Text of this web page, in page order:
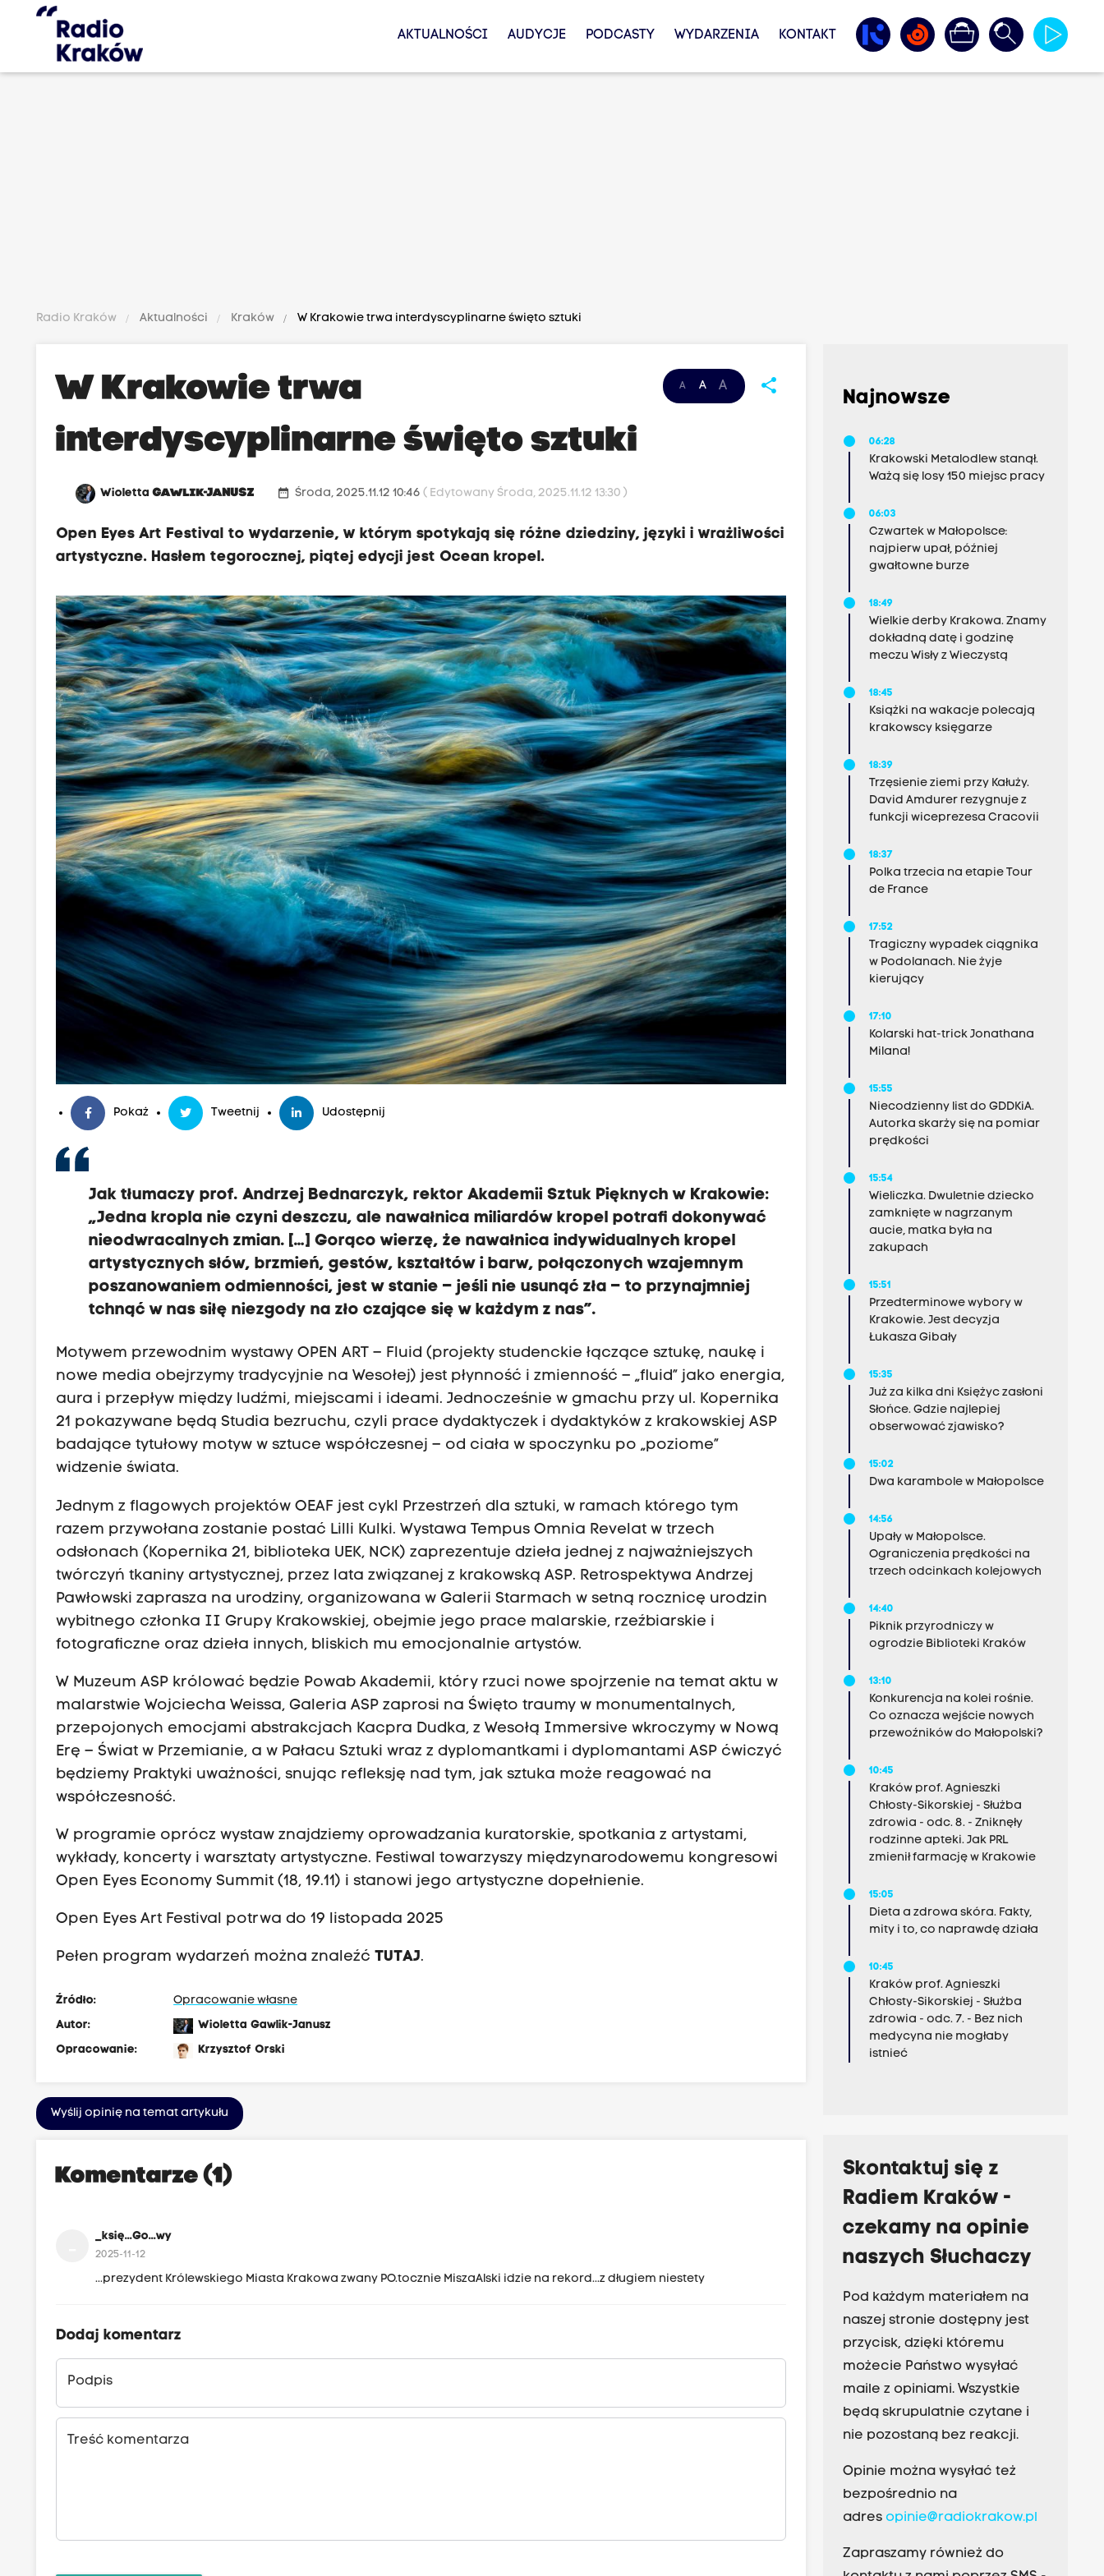
AKTUALNOŚCI AUDYCJE PODCASTY WYDARZENIA KONTAKT
Radio Kraków Aktualności Kraków W Krakowie trwa interdyscyplinarne święto sztuki
A A A share
W Krakowie trwa
interdyscyplinarne święto sztuki
WiolettaGAWLIK-JANUSZ date_range Środa, 2025.11.12 10:46( Edytowany Środa, 2025.11.12 13:30 )
Open Eyes Art Festival to wydarzenie, w którym spotykają się różne dziedziny, języki i wrażliwości
artystyczne. Hasłem tegorocznej, piątej edycji jest Ocean kropel.
Pokaż Tweetnij Udostępnij
Jak tłumaczy prof. Andrzej Bednarczyk, rektor Akademii Sztuk Pięknych w Krakowie:
„Jedna kropla nie czyni deszczu, ale nawałnica miliardów kropel potrafi dokonywać
nieodwracalnych zmian. […] Gorąco wierzę, że nawałnica indywidualnych kropel
artystycznych słów, brzmień, gestów, kształtów i barw, połączonych wzajemnym
poszanowaniem odmienności, jest w stanie – jeśli nie usunąć zła – to przynajmniej
tchnąć w nas siłę niezgody na zło czające się w każdym z nas”.
Motywem przewodnim wystawy OPEN ART – Fluid (projekty studenckie łączące sztukę, naukę i
nowe media obejrzymy tradycyjnie na Wesołej) jest płynność i zmienność – „fluid” jako energia,
aura i przepływ między ludźmi, miejscami i ideami. Jednocześnie w gmachu przy ul. Kopernika
21 pokazywane będą Studia bezruchu, czyli prace dydaktyczek i dydaktyków z krakowskiej ASP
badające tytułowy motyw w sztuce współczesnej – od ciała w spoczynku po „poziome”
widzenie świata.
Jednym z flagowych projektów OEAF jest cykl Przestrzeń dla sztuki, w ramach którego tym
razem przywołana zostanie postać Lilli Kulki. Wystawa Tempus Omnia Revelat w trzech
odsłonach (Kopernika 21, biblioteka UEK, NCK) zaprezentuje dzieła jednej z najważniejszych
twórczyń tkaniny artystycznej, przez lata związanej z krakowską ASP. Retrospektywa Andrzej
Pawłowski zaprasza na urodziny, organizowana w Galerii Starmach w setną rocznicę urodzin
wybitnego członka II Grupy Krakowskiej, obejmie jego prace malarskie, rzeźbiarskie i
fotograficzne oraz dzieła innych, bliskich mu emocjonalnie artystów.
W Muzeum ASP królować będzie Powab Akademii, który rzuci nowe spojrzenie na temat aktu w
malarstwie Wojciecha Weissa, Galeria ASP zaprosi na Święto traumy w monumentalnych,
przepojonych emocjami abstrakcjach Kacpra Dudka, z Wesołą Immersive wkroczymy w Nową
Erę – Świat w Przemianie, a w Pałacu Sztuki wraz z dyplomantkami i dyplomantami ASP ćwiczyć
będziemy Praktyki uważności, snując refleksję nad tym, jak sztuka może reagować na
współczesność.
W programie oprócz wystaw znajdziemy oprowadzania kuratorskie, spotkania z artystami,
wykłady, koncerty i warsztaty artystyczne. Festiwal towarzyszy międzynarodowemu kongresowi
Open Eyes Economy Summit (18, 19.11) i stanowi jego artystyczne dopełnienie.
Open Eyes Art Festival potrwa do 19 listopada 2025
Pełen program wydarzeń można znaleźćTUTAJ.
Źródło:
Opracowanie własne
Autor:
Wioletta Gawlik-Janusz
Opracowanie:
Krzysztof Orski
Wyślij opinię na temat artykułu
Komentarze (1)
_księ...Go...wy
2025-11-12
...prezydent Królewskiego Miasta Krakowa zwany PO.tocznie MiszaAlski idzie na rekord...z długiem niestety
Dodaj komentarz
Podpis
Treść komentarza
Najnowsze
06:28
Krakowski Metalodlew stanął.
Ważą się losy 150 miejsc pracy
06:03
Czwartek w Małopolsce:
najpierw upał, później
gwałtowne burze
18:49
Wielkie derby Krakowa. Znamy
dokładną datę i godzinę
meczu Wisły z Wieczystą
18:45
Książki na wakacje polecają
krakowscy księgarze
18:39
Trzęsienie ziemi przy Kałuży.
David Amdurer rezygnuje z
funkcji wiceprezesa Cracovii
18:37
Polka trzecia na etapie Tour
de France
17:52
Tragiczny wypadek ciągnika
w Podolanach. Nie żyje
kierujący
17:10
Kolarski hat-trick Jonathana
Milana!
15:55
Niecodzienny list do GDDKiA.
Autorka skarży się na pomiar
prędkości
15:54
Wieliczka. Dwuletnie dziecko
zamknięte w nagrzanym
aucie, matka była na
zakupach
15:51
Przedterminowe wybory w
Krakowie. Jest decyzja
Łukasza Gibały
15:35
Już za kilka dni Księżyc zasłoni
Słońce. Gdzie najlepiej
obserwować zjawisko?
15:02
Dwa karambole w Małopolsce
14:56
Upały w Małopolsce.
Ograniczenia prędkości na
trzech odcinkach kolejowych
14:40
Piknik przyrodniczy w
ogrodzie Biblioteki Kraków
13:10
Konkurencja na kolei rośnie.
Co oznacza wejście nowych
przewoźników do Małopolski?
10:45
Kraków prof. Agnieszki
Chłosty-Sikorskiej - Służba
zdrowia - odc. 8. - Zniknęły
rodzinne apteki. Jak PRL
zmienił farmację w Krakowie
15:05
Dieta a zdrowa skóra. Fakty,
mity i to, co naprawdę działa
10:45
Kraków prof. Agnieszki
Chłosty-Sikorskiej - Służba
zdrowia - odc. 7. - Bez nich
medycyna nie mogłaby
istnieć
Skontaktuj się z
Radiem Kraków -
czekamy na opinie
naszych Słuchaczy
Pod każdym materiałem na
naszej stronie dostępny jest
przycisk, dzięki któremu
możecie Państwo wysyłać
maile z opiniami. Wszystkie
będą skrupulatnie czytane i
nie pozostaną bez reakcji.
Opinie można wysyłać też
bezpośrednio na
adres opinie@radiokrakow.pl
Zapraszamy również do